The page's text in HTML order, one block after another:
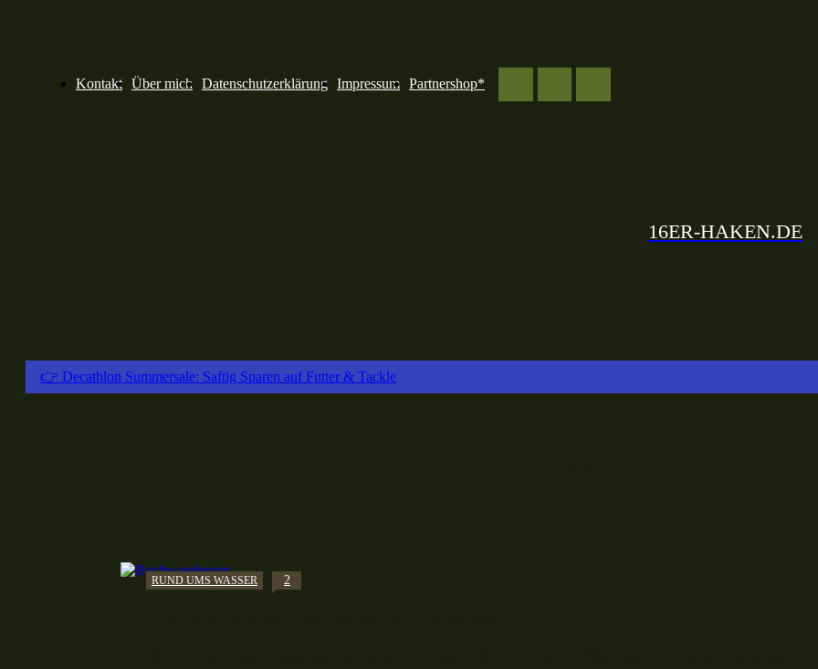
Kontakt Über mich Datenschutzerklärung Impressum Partnershop*
16ER-HAKEN.DE
👉 Decathlon Summersale: Saftig Sparen auf Futter & Tackle
RUND UMS WASSER 2